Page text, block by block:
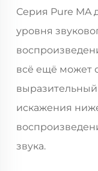
Серия Pure MA
уровня
всё ещё может
искажения
звука.